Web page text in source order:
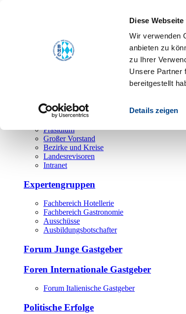
Diese
Wir verwenden
anbieten zu
zu Ihrer
Unsere Partner
bereitgestellt
Details zeigen
Hauptamt
Bezirks- und Regionalgeschäftsstellen
Ehrenamt
Präsidium
Großer Vorstand
Bezirke und Kreise
Landesrevisoren
Intranet
Expertengruppen
Fachbereich Hotellerie
Fachbereich Gastronomie
Ausschüsse
Ausbildungsbotschafter
Forum Junge Gastgeber
Foren Internationale Gastgeber
Forum Italienische Gastgeber
Politische Erfolge